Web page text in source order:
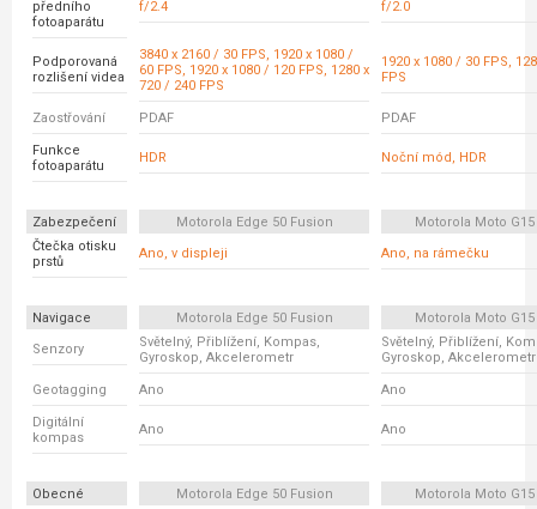
předního
fotoaparátu
f/2.4 f/2.0
Podporovaná
rozlišení videa
3840 x 2160 / 30 FPS, 1920 x 1080 /
60 FPS, 1920 x 1080 / 120 FPS, 1280 x
720 / 240 FPS
1920 x 1080 / 30 FPS,
FPS
Zaostřování PDAF PDAF
Funkce
fotoaparátu
HDR Noční mód, HDR
Zabezpečení Motorola Edge 50 Fusion
Motorola Moto
Čtečka otisku
prstů
Ano, v displeji Ano, na rámečku
Navigace Motorola Edge 50 Fusion
Motorola Moto
Senzory
Světelný, Přiblížení, Kompas,
Gyroskop, Akcelerometr
Světelný, Přiblížení,
Gyroskop, Akcelerometr
Geotagging Ano Ano
Digitální
kompas
Ano Ano
Obecné Motorola Edge 50 Fusion
Motorola Moto